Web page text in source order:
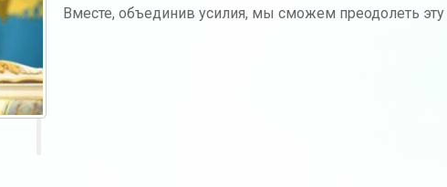
Вместе, объединив усилия, мы сможем преодолеть эту